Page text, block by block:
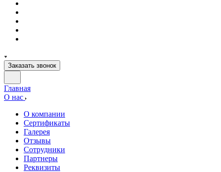
Заказать звонок
Главная
О нас
О компании
Сертификаты
Галерея
Отзывы
Сотрудники
Партнеры
Реквизиты